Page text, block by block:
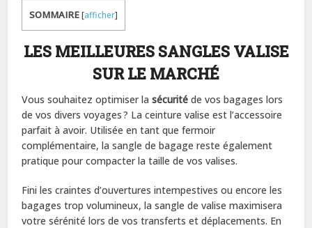
SOMMAIRE[afficher]
LES MEILLEURES SANGLES VALISE
SUR LE MARCHÉ
Vous souhaitez optimiser lasécurité de vos bagages lors
de vos divers voyages ? La ceinture valise est l’accessoire
parfait à avoir. Utilisée en tant que fermoir
complémentaire, la sangle de bagage reste également
pratique pour compacter la taille de vos valises.
Fini les craintes d’ouvertures intempestives ou encore les
bagages trop volumineux, la sangle de valise maximisera
votre sérénité lors de vos transferts et déplacements. En